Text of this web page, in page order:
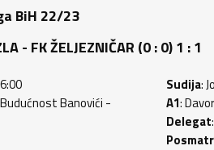
BiH 22/23
- FK ŽELJEZNIČAR (0 : 0) 1 : 1
Banovići -
Sudija:
A1:
Delegat: